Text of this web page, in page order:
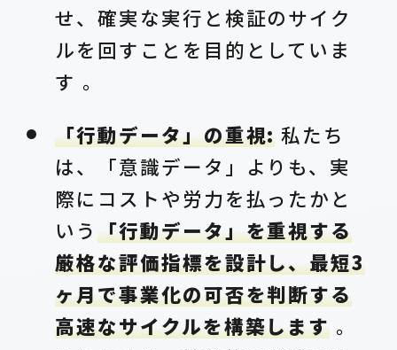
せ、確実な実行と検証のサイク
ルを回すことを目的としていま
す 。
「行動データ」の重視: 私たち
は、「意識データ」よりも、実
際にコストや労力を払ったかと
いう「行動データ」を重視する
厳格な評価指標を設計し、最短3
ヶ月で事業化の可否を判断する
高速なサイクルを構築します 。